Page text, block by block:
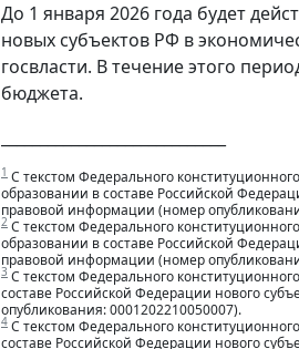
До 1 января 2026 года будет
новых субъектов РФ в
госвласти. В течение этого
бюджета.
1 С текстом Федерального
образовании в составе Российской
правовой информации (номер
2 С текстом Федерального
образовании в составе Российской
правовой информации (номер
3 С текстом Федерального
составе Российской Федерации нового
опубликования: 0001202210050007).
4 С текстом Федерального
составе Российской Федерации нового